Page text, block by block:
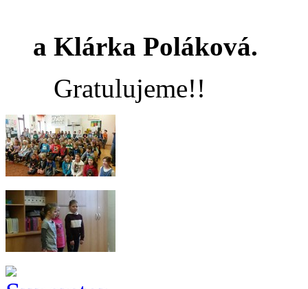
a Klárka Poláková.
Gratulujeme!!